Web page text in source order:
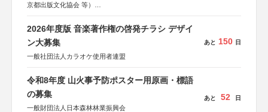
京都出版文化協会 等）
KADOKAWA、河出書房新社、幻冬舎、講談社、光文社、
集英社、小学館、祥伝社、新潮社、淡交社、ちいさいミシ
マ社、徳間書店、早川書房、PHP研究所、双葉社、文藝春
2026年度版 音楽著作権の啓発チラシ デザイ
ン大募集
一般社団法人カラオケ使用者連盟
あと 150 日
令和8年度 山火事予防ポスター用原画・標語
の募集
一般財団法人日本森林林業振興会
あと 52 日